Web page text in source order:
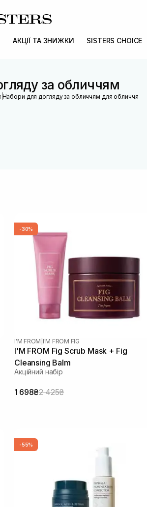
АКЦІЇ ТА ЗНИЖКИ SISTERS CHOICE
за обличчям
|Набори для догляду за обличчям для обличчя
-30%
I'M FROM I'M FROM FIG
I'M FROM Fig Scrub Mask + Fig
Cleansing Balm
Акційний набір
1 698₴2 425₴
-55%